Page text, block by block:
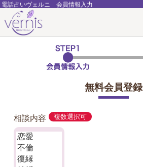
電話占いヴェルニ 会員情報入力
無料会員登録
相談内容 複数選択可